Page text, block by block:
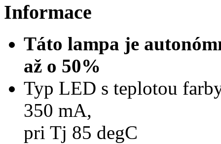
Informace
Táto lampa je
až o 50%
Typ LED s teplotou
350 mA,
pri Tj 85 degC